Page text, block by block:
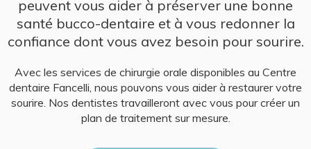
peuvent vous aider à préserver une bonne
santé bucco-dentaire et à vous redonner la
confiance dont vous avez besoin pour sourire.
Avec les services de chirurgie orale disponibles au Centre
dentaire Fancelli , nous pouvons vous aider à restaurer votre
sourire. Nos dentistes travailleront avec vous pour créer un
plan de traitement sur mesure.